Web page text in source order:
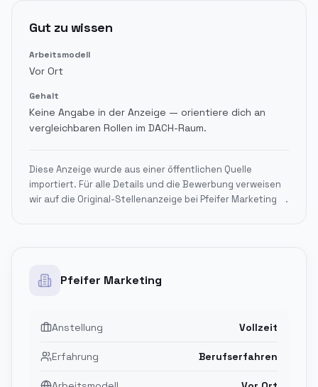
Gut zu wissen
Arbeitsmodell
Vor Ort
Gehalt
Keine Angabe in der Anzeige — orientiere dich an
vergleichbaren Rollen im DACH-Raum.
Diese Anzeige wurde aus einer öffentlichen Quelle
importiert. Für alle Details und die Bewerbung verweisen
wir auf die Original-Stellenanzeige bei Pfeifer Marketing .
Pfeifer Marketing
Anstellung Vollzeit
Erfahrung Berufserfahren